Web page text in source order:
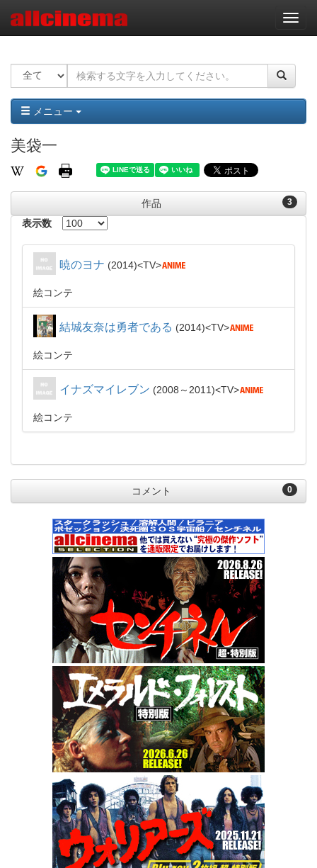
ナ
ビ
ー
ョ
ン
メニュー
美袋一
3
作品
表示数
暁のヨナ 2014 TV
絵コンテ
結城友奈は勇者である 2014 TV
絵コンテ
イナズマイレブン 2008～2011 TV
絵コンテ
0
コメント